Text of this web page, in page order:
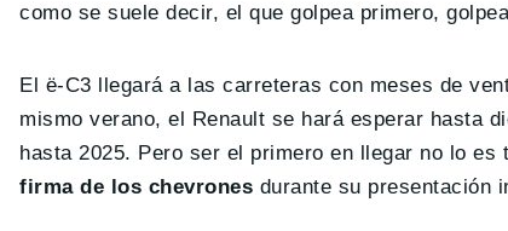
como se suele decir, el que golpea primero,
El ë-C3 llegará a las carreteras con meses de
mismo verano, el Renault se hará esperar hasta
hasta 2025. Pero ser el primero en llegar no lo es
firma de los chevrones durante su presentación